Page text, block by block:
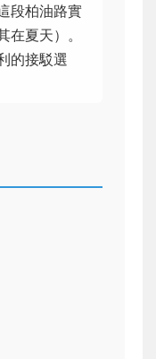
段柏油路實
在夏天）。
的接駁選